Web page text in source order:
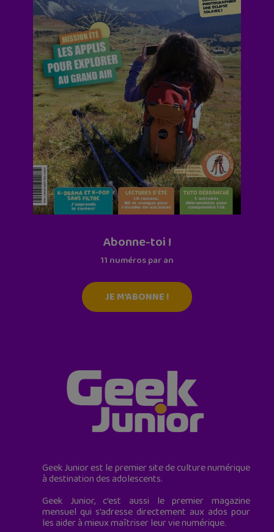
Abonne-toi !
11 numéros par an
JE M'ABONNE !
Geek Junior est le premier site de culture numérique
à destination des adolescents.
Geek Junior, c’est aussi le premier magazine
mensuel qui s’adresse directement aux ados pour
les aider à mieux maîtriser leur vie numérique.